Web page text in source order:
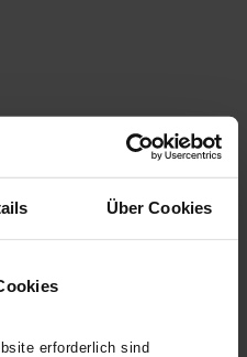
Über Cookies
erforderlich sind
Zehnder
ISO Coarse 65%
mm, Inhalt
Iso-Filterbox DN 160.
x 93 mm